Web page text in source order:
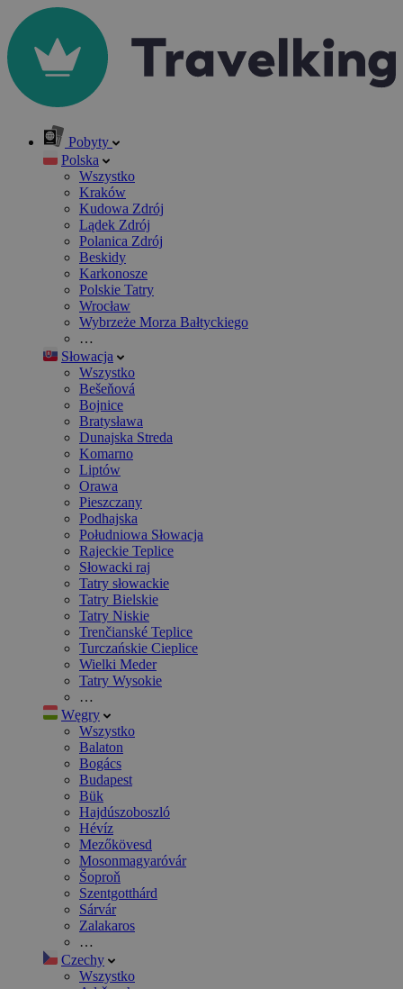
Pobyty
Polska
Wszystko
Kraków
Kudowa Zdrój
Lądek Zdrój
Polanica Zdrój
Beskidy
Karkonosze
Polskie Tatry
Wrocław
Wybrzeże Morza Bałtyckiego
…
Słowacja
Wszystko
Bešeňová
Bojnice
Bratysława
Dunajska Streda
Komarno
Liptów
Orawa
Pieszczany
Podhajska
Południowa Słowacja
Rajeckie Teplice
Słowacki raj
Tatry słowackie
Tatry Bielskie
Tatry Niskie
Trenčianské Teplice
Turczańskie Cieplice
Wielki Meder
Tatry Wysokie
…
Węgry
Wszystko
Balaton
Bogács
Budapest
Bük
Hajdúszoboszló
Hévíz
Mezőkövesd
Mosonmagyaróvár
Šoproň
Szentgotthárd
Sárvár
Zalakaros
…
Czechy
Wszystko